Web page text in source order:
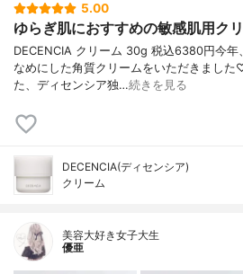
5.00
ゆらぎ肌におすすめの敏感肌用ク
DECENCIA クリーム 30g 税込6380円今年
なめにした角質クリームをいただきまし
た、ディセンシア独…続きを見る
DECENCIA(ディセンシア)
クリーム
美容大好き女子大生
優亜